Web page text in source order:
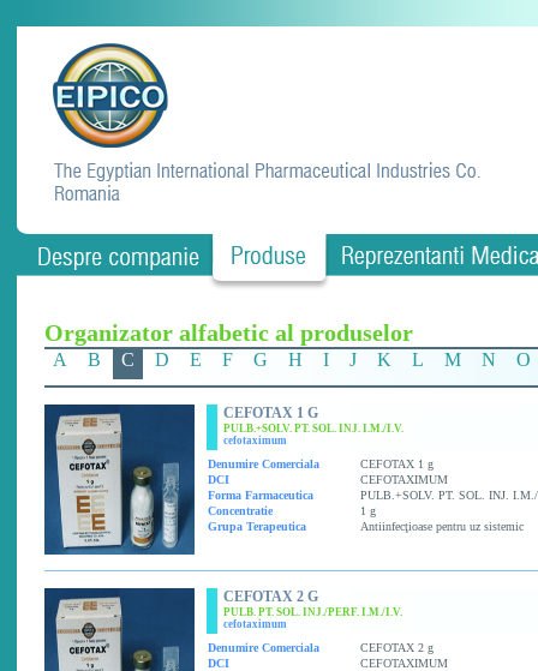
Organizator alfabetic al produselor
A B C D E F G H I J K L M N O
CEFOTAX 1 G
PULB.+SOLV. PT. SOL. INJ. I.M./I.V.
cefotaximum
Denumire Comerciala
CEFOTAX 1 g
DCI
CEFOTAXIMUM
Forma Farmaceutica
PULB.+SOLV. PT. SOL. INJ.
Concentratie
1 g
Grupa Terapeutica
Antiinfecţioase pentru uz sistemic
CEFOTAX 2 G
PULB. PT. SOL. INJ./PERF. I.M./I.V.
cefotaximum
Denumire Comerciala
CEFOTAX 2 g
DCI
CEFOTAXIMUM